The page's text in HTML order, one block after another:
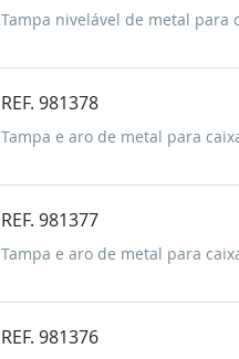
Tampa nivelável de metal para
REF. 981378
Tampa e aro de metal para
REF. 981377
Tampa e aro de metal para
REF. 981376